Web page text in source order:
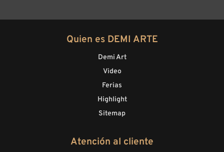
Quien es DEMI ARTE
Demi Art
Video
Ferias
Highlight
Sitemap
Atención al cliente